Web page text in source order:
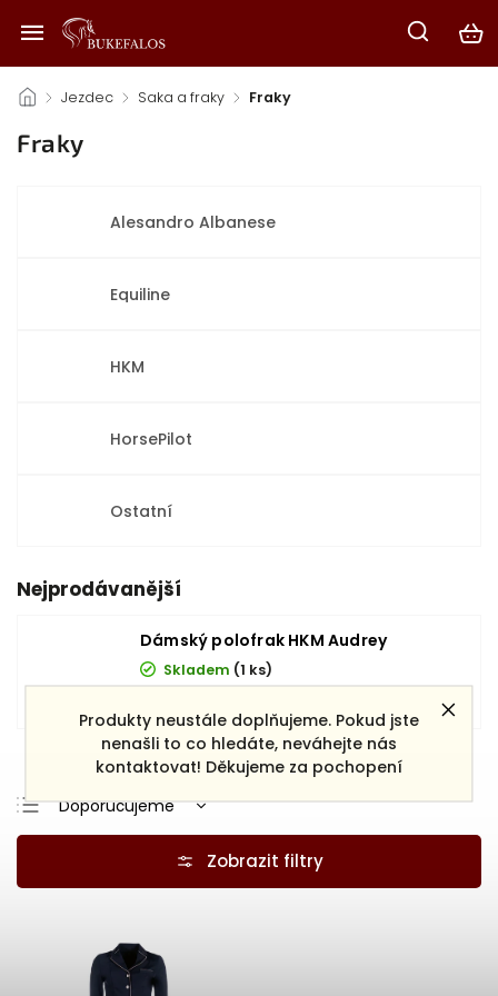
Produkty neustále doplňujeme. Pokud jste
nenašli to co hledáte, neváhejte nás
kontaktovat! Děkujeme za pochopení
/ Jezdec / Saka a fraky / Fraky
Fraky
Alesandro Albanese
Equiline
HKM
HorsePilot
Ostatní
Nejprodávanější
Dámský polofrak HKM Audrey
Skladem (1 ks)
Zobrazit více produktů
Doporučujeme
Nejlevnější
Abecedně